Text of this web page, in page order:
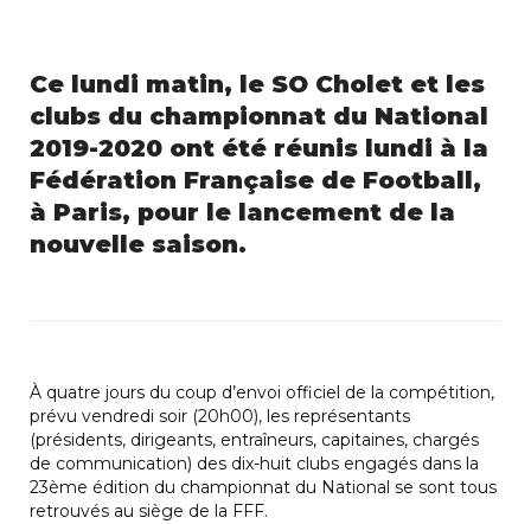
Ce lundi matin, le SO Cholet et les
clubs du championnat du National
2019-2020 ont été réunis lundi à la
Fédération Française de Football,
à Paris, pour le lancement de la
nouvelle saison.
À quatre jours du coup d’envoi officiel de la compétition,
prévu vendredi soir (20h00), les représentants
(présidents, dirigeants, entraîneurs, capitaines, chargés
de communication) des dix-huit clubs engagés dans la
23ème édition du championnat du National se sont tous
retrouvés au siège de la FFF.